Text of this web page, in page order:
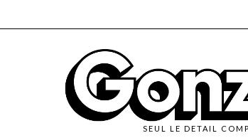
SEUL LE DETAIL